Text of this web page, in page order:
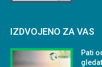
IZDVOJENO ZA VAS
Pati